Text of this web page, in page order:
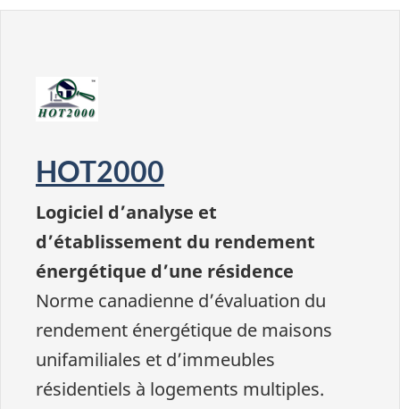
HOT2000
Logiciel d’analyse et
d’établissement du rendement
énergétique d’une résidence
Norme canadienne d’évaluation du
rendement énergétique de maisons
unifamiliales et d’immeubles
résidentiels à logements multiples.